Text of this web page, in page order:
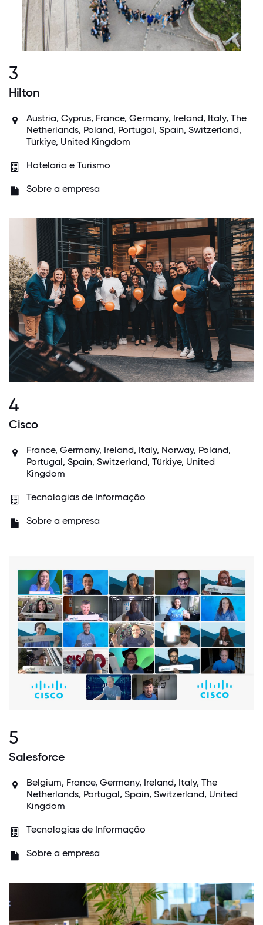
3
Hilton
Austria, Cyprus, France, Germany, Ireland, Italy, The
Netherlands, Poland, Portugal, Spain, Switzerland,
Türkiye, United Kingdom
Hotelaria e Turismo
Sobre a empresa
4
Cisco
France, Germany, Ireland, Italy, Norway, Poland,
Portugal, Spain, Switzerland, Türkiye, United
Kingdom
Tecnologias de Informação
Sobre a empresa
5
Salesforce
Belgium, France, Germany, Ireland, Italy, The
Netherlands, Portugal, Spain, Switzerland, United
Kingdom
Tecnologias de Informação
Sobre a empresa